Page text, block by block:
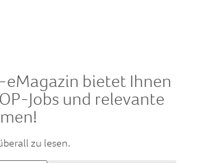
eMagazin bietet Ihnen
Jobs und relevante
zu lesen.